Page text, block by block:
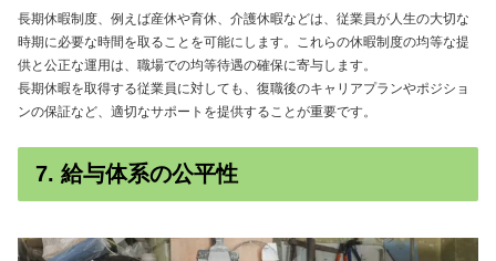
長期休暇制度、例えば産休や育休、介護休暇などは、従業員が人生の大切な
時期に必要な時間を取ることを可能にします。これらの休暇制度の均等な提
供と公正な運用は、職場での均等待遇の確保に寄与します。
長期休暇を取得する従業員に対しても、復職後のキャリアプランやポジショ
ンの保証など、適切なサポートを提供することが重要です。
7. 給与体系の公平性